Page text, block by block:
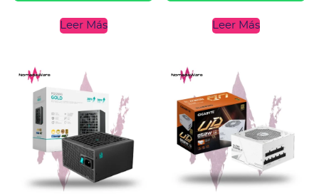
Leer Más Leer Más